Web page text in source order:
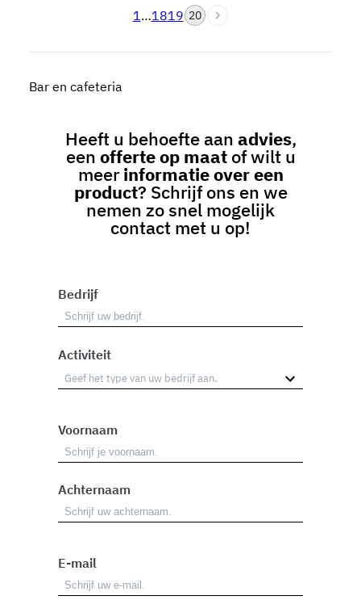
1…1819 20
Bar en cafeteria
Heeft u behoefte aan advies,
een offerte op maatof wilt u
meer informatie over een
product? Schrijf ons en we
nemen zo snel mogelijk
contact met u op!
Bedrijf
Activiteit
Voornaam
Achternaam
E-mail